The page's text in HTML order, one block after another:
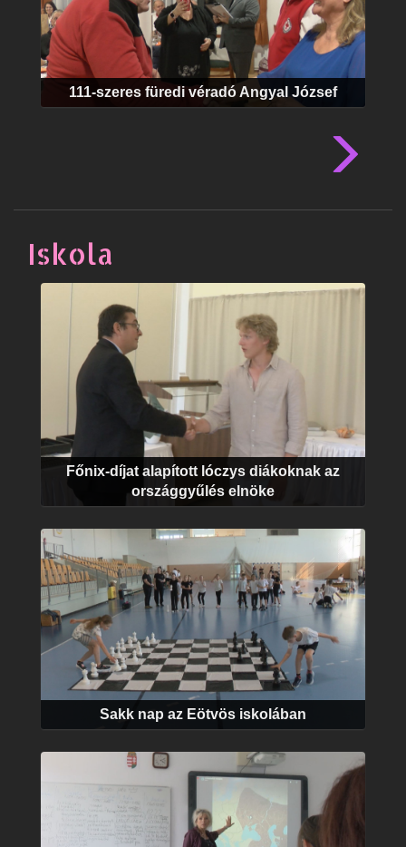
111-szeres füredi véradó Angyal József
Iskola
Főnix-díjat alapított lóczys diákoknak az
országgyűlés elnöke
Sakk nap az Eötvös iskolában